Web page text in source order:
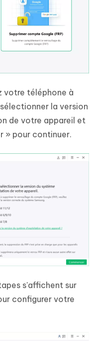
votre téléphone à
la version
de votre appareil et
» pour continuer.
s'affichent sur
configurer votre